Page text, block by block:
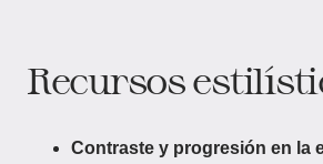
Recursos
Contraste y progresión en la